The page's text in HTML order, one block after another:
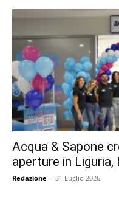
Acqua & Sapone
aperture in
Redazione - 31 Luglio 2026